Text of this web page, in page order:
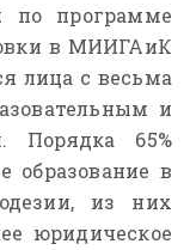
по программе
в МИИГАиК
лица с весьма
и
Порядка 65%
образование в
из них
юридическое